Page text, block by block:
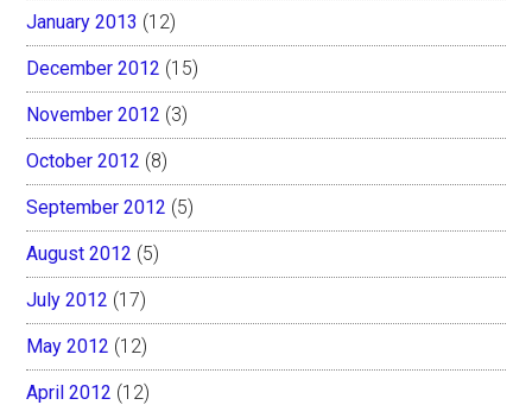
January 2013 (12)
December 2012 (15)
November 2012 (3)
October 2012 (8)
September 2012 (5)
August 2012 (5)
July 2012 (17)
May 2012 (12)
April 2012 (12)